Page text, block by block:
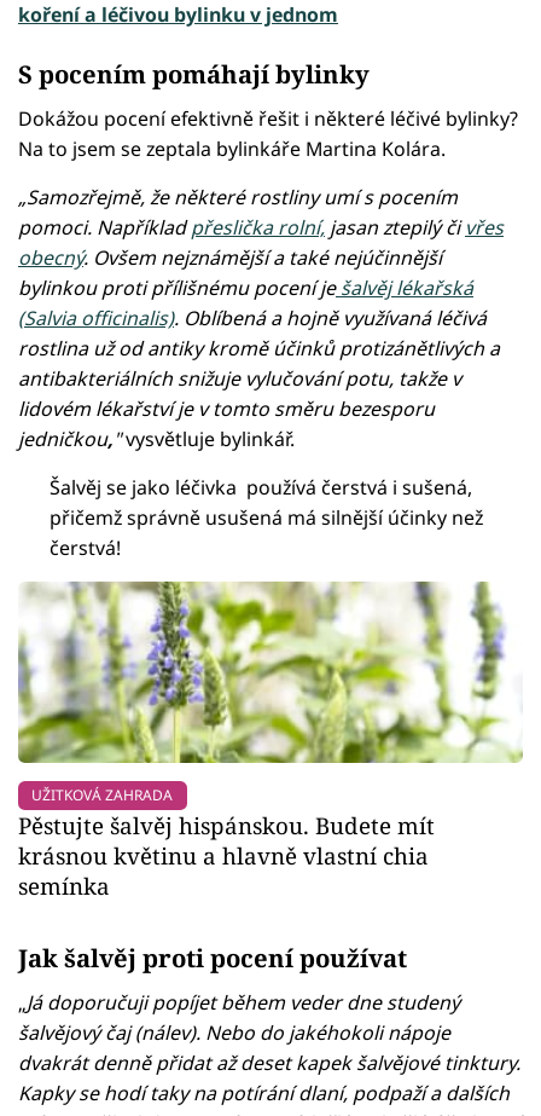
koření a léčivou bylinku v jednom
S pocením pomáhají bylinky
Dokážou pocení efektivně řešit i některé léčivé bylinky?
Na to jsem se zeptala bylinkáře Martina Kolára.
„Samozřejmě, že některé rostliny umí s pocením
pomoci. Napříkladpřeslička rolní, jasan ztepilý čivřes
obecný. Ovšem nejznámější a také nejúčinnější
bylinkou proti přílišnému pocení ješalvěj lékařská
(Salvia officinalis). Oblíbená a hojně využívaná léčivá
rostlina už od antiky kromě účinků protizánětlivých a
antibakteriálních snižuje vylučování potu, takže v
lidovém lékařství je v tomto směru bezesporu
jedničkou,"vysvětluje bylinkář.
Šalvěj se jako léčivka používá čerstvá i sušená,
přičemž správně usušená má silnější účinky než
čerstvá!
UŽITKOVÁ ZAHRADA
Pěstujte šalvěj hispánskou. Budete mít
krásnou květinu a hlavně vlastní chia
semínka
Jak šalvěj proti pocení používat
„Já doporučuji popíjet během veder dne studený
šalvějový čaj (nálev). Nebo do jakéhokoli nápoje
dvakrát denně přidat až deset kapek šalvějové tinktury.
Kapky se hodí taky na potírání dlaní, podpaží a dalších